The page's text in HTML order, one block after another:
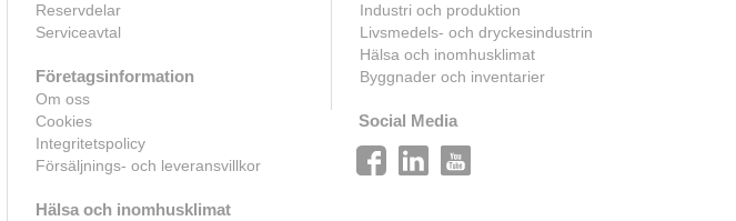
Reservdelar
Serviceavtal
Företagsinformation
Om oss
Cookies
Integritetspolicy
Försäljnings- och leveransvillkor
Hälsa och inomhusklimat
Industri och produktion
Livsmedels- och dryckesindustrin
Hälsa och inomhusklimat
Byggnader och inventarier
Social Media